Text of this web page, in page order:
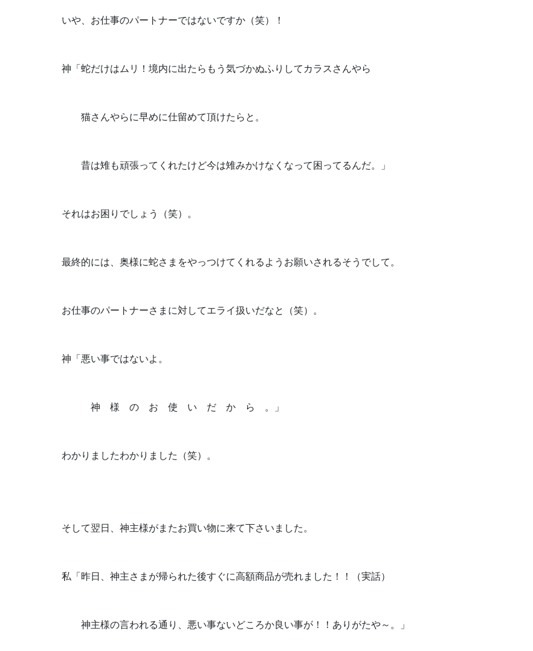
いや、お仕事のパートナーではないですか（笑）！
神「蛇だけはムリ！境内に出たらもう気づかぬふりしてカラスさんやら
猫さんやらに早めに仕留めて頂けたらと。
昔は雉も頑張ってくれたけど今は雉みかけなくなって困ってるんだ。」
それはお困りでしょう（笑）。
最終的には、奥様に蛇さまをやっつけてくれるようお願いされるそうでして。
お仕事のパートナーさまに対してエライ扱いだなと（笑）。
神「悪い事ではないよ。
神　様　の　お　使　い　だ　か　ら　。」
わかりましたわかりました（笑）。
そして翌日、神主様がまたお買い物に来て下さいました。
私「昨日、神主さまが帰られた後すぐに高額商品が売れました！！（実話）
神主様の言われる通り、悪い事ないどころか良い事が！！ありがたや～。」